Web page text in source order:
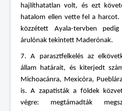
hajlíthatatlan volt, és ezt
hatalom ellen vette fel a
közzétett Ayala-tervben
árulónak tekintett Maderónak.
7. A parasztfelkelés az
állam határait, és kiterjedt
Michoacánra, Mexicóra,
is. A zapatisták a földek
végre: megtámadták